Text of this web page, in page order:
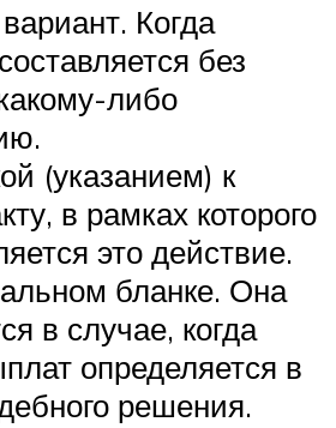
Когда
без
либо
(указанием) к
в рамках которого
это действие.
бланке. Она
в случае, когда
определяется в
решения.